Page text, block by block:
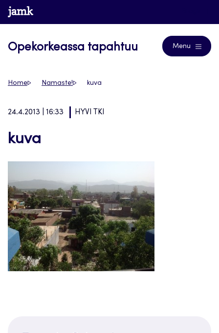
Siirry
suoraan
www.jamk.fi
Opekorkeassa tapahtuu Menu
Home Namaste! kuva
24.4.2013 | 16:33 HYVI TKI
kuva